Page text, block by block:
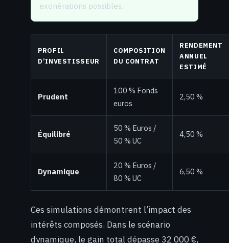
exonérations possibles.
PROFIL
D’INVESTISSEUR
COMPOSITION
DU CONTRAT
RENDEMENT
ANNUEL
ESTIMÉ
Prudent
100 % Fonds
euros
2,50 %
Équilibré
50 % Euros /
50 % UC
4,50 %
Dynamique
20 % Euros /
80 % UC
6,50 %
Ces simulations démontrent l’impact des
intérêts composés. Dans le scénario
dynamique, le gain total dépasse 32 000 €,